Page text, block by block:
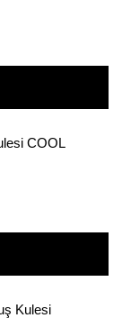
COOL
Kulesi